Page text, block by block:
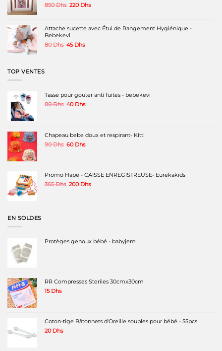
850Dhs Le
850 Dhs.
220 DhsLe
220 Dhs.
Attache sucette avec Étui de Rangement Hygiénique -
Bebekevi
80Dhs Le
45 DhsLe
TOP VENTES
Tasse pour gouter anti fuites - bebekevi
80Dhs Le
80 Dhs.
40 DhsLe
40 Dhs.
Chapeau bebe doux et respirant- Kitti
90Dhs Le
90 Dhs.
60 DhsLe
60 Dhs.
Promo Hape - CAISSE ENREGISTREUSE- Eurekakids
365Dhs Le
200 DhsLe
EN SOLDES
Protèges genoux bébé - babyjem
RR Compresses Steriles 30cmx30cm
15 Dhs
Coton-tige Bâtonnets d'Oreille souples pour bébé - 55pcs
20 Dhs